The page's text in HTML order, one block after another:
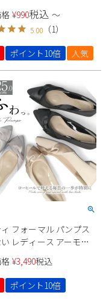
金
3
17 18
19
24 25
26
¥990税込 〜
5.00 （1）
ポイント10倍 人気
フォーマル パンプス
レディース アーモン
ふわっ ドレス ローヒ
ブラック ベージュ
Parade 24008
¥3,490税込
ポイント10倍